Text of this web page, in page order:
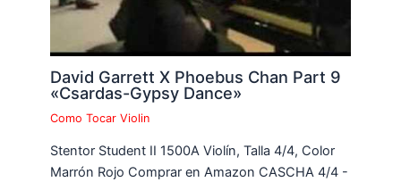
David Garrett X Phoebus Chan Part 9
«Csardas-Gypsy Dance»
Como Tocar Violin
Stentor Student II 1500A Violín, Talla 4/4, Color
Marrón Rojo Comprar en Amazon CASCHA 4/4 -